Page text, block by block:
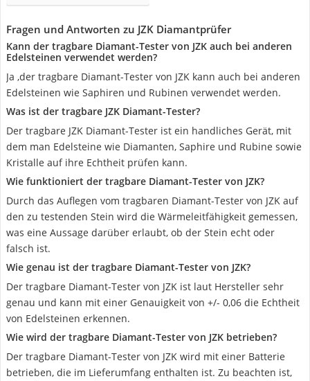
Fragen und Antworten zu JZK Diamantprüfer
Kann der tragbare Diamant-Tester von JZK auch bei anderen
Edelsteinen verwendet werden?
Ja ,der tragbare Diamant-Tester von JZK kann auch bei anderen
Edelsteinen wie Saphiren und Rubinen verwendet werden.
Was ist der tragbare JZK Diamant-Tester?
Der tragbare JZK Diamant-Tester ist ein handliches Gerät, mit
dem man Edelsteine wie Diamanten, Saphire und Rubine sowie
Kristalle auf ihre Echtheit prüfen kann.
Wie funktioniert der tragbare Diamant-Tester von JZK?
Durch das Auflegen vom tragbaren Diamant-Tester von JZK auf
den zu testenden Stein wird die Wärmeleitfähigkeit gemessen,
was eine Aussage darüber erlaubt, ob der Stein echt oder
falsch ist.
Wie genau ist der tragbare Diamant-Tester von JZK?
Der tragbare Diamant-Tester von JZK ist laut Hersteller sehr
genau und kann mit einer Genauigkeit von +/- 0,06 die Echtheit
von Edelsteinen erkennen.
Wie wird der tragbare Diamant-Tester von JZK betrieben?
Der tragbare Diamant-Tester von JZK wird mit einer Batterie
betrieben, die im Lieferumfang enthalten ist. Zu beachten ist,